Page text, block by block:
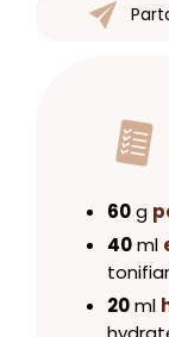
60g
40ml
20ml